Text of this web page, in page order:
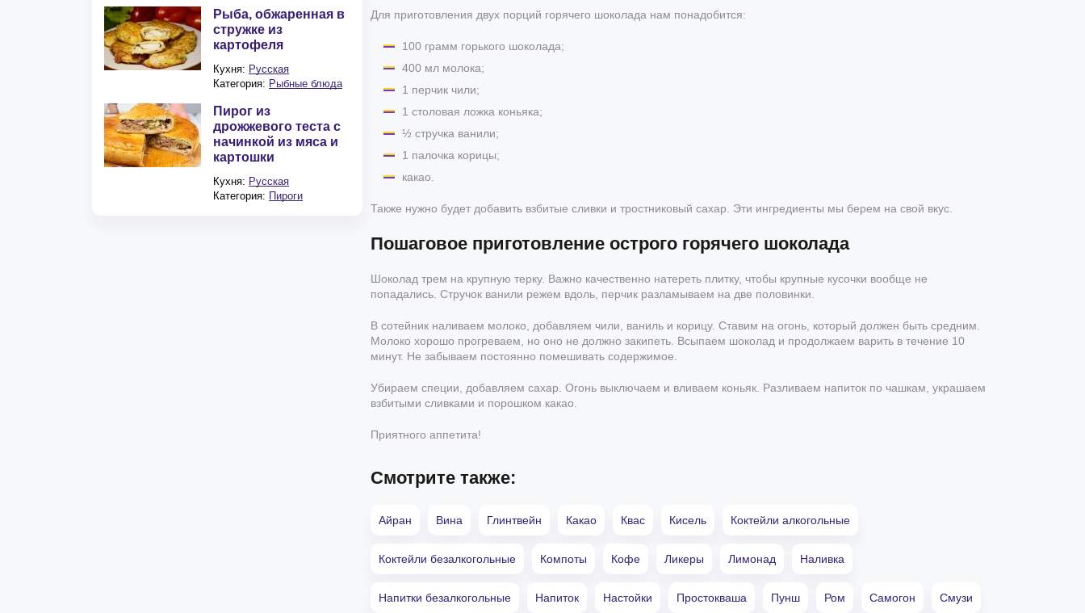
Для приготовления двух порций горячего шоколада нам понадобится:
100 грамм горького шоколада;
400 мл молока;
1 перчик чили;
1 столовая ложка коньяка;
½ стручка ванили;
1 палочка корицы;
какао.
Также нужно будет добавить взбитые сливки и тростниковый сахар. Эти ингредиенты мы берем на свой вкус.
Пошаговое приготовление острого горячего шоколада
Шоколад трем на крупную терку. Важно качественно натереть плитку, чтобы крупные кусочки вообще не
попадались. Стручок ванили режем вдоль, перчик разламываем на две половинки.
В сотейник наливаем молоко, добавляем чили, ваниль и корицу. Ставим на огонь, который должен быть средним.
Молоко хорошо прогреваем, но оно не должно закипеть. Всыпаем шоколад и продолжаем варить в течение 10
минут. Не забываем постоянно помешивать содержимое.
Убираем специи, добавляем сахар. Огонь выключаем и вливаем коньяк. Разливаем напиток по чашкам, украшаем
взбитыми сливками и порошком какао.
Приятного аппетита!
Смотрите также:
Айран Вина Глинтвейн Какао Квас Кисель Коктейли алкогольные
Коктейли безалкогольные Компоты Кофе Ликеры Лимонад Наливка
Напитки безалкогольные Напиток Настойки Простокваша Пунш Ром Самогон Смузи
Рыба, обжаренная в
стружке из
картофеля
Кухня: Русская
Категория: Рыбные блюда
Пирог из
дрожжевого теста с
начинкой из мяса и
картошки
Кухня: Русская
Категория: Пироги